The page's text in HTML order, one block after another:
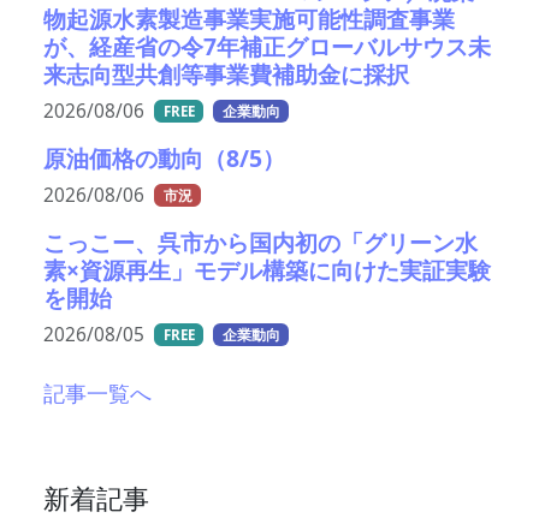
物起源水素製造事業実施可能性調査事業
が、経産省の令7年補正グローバルサウス未
来志向型共創等事業費補助金に採択
2026/08/06 FREE 企業動向
原油価格の動向（8/5）
2026/08/06 市況
こっこー、呉市から国内初の「グリーン水
素×資源再生」モデル構築に向けた実証実験
を開始
2026/08/05 FREE 企業動向
記事一覧へ
新着記事